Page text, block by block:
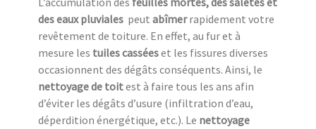
des eaux pluviales peut abîmerrapidement votre
revêtement de toiture. En effet, au fur et à
mesure les tuiles casséeset les fissures diverses
occasionnent des dégâts conséquents. Ainsi, le
nettoyage de toitest à faire tous les ans afin
d’éviter les dégâts d’usure (infiltration d’eau,
déperdition énergétique, etc.). Le nettoyage